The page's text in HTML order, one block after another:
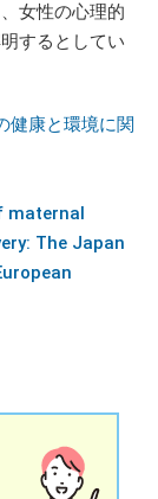
女性の心理的
するとしてい
健康と環境に関
maternal
The Japan